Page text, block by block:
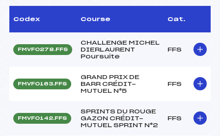
Codex Course Cat.
FMVF0278.FFS
CHALLENGE MICHEL
DIERLAURENT
Poursuite
FFS
FMVF0163.FFS
GRAND PRIX DE
BARR CRÉDIT-
MUTUEL N°5
FFS
FMVF0142.FFS
SPRINTS DU ROUGE
GAZON CRÉDIT-
MUTUEL SPRINT N°2
FFS